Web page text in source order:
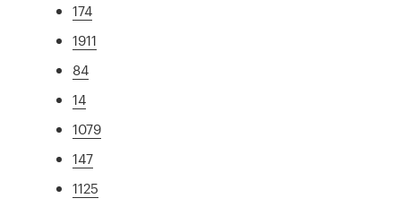
174
1911
84
14
1079
147
1125